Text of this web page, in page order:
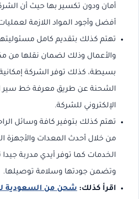
أمان ودون تكسير بها حيث أن
أفضل وأجود المواد اللازمة
تهتم كذلك بتقديم كامل
والأعمال وذلك لضمان نقلها من
بسيطة، كذلك توفر الشركة
الشحنة عن طريق معرفة خط سير
الإلكتروني للشركة.
تهتم كذلك بتوفير كافة وسائل
من خلال أحدث المعدات والأجهزة
الخدمات كما توفر أيدي مدربة
وتضمن جودتها وسلامة توصيلها.
اقرأ كذلك:شحن من السعودية